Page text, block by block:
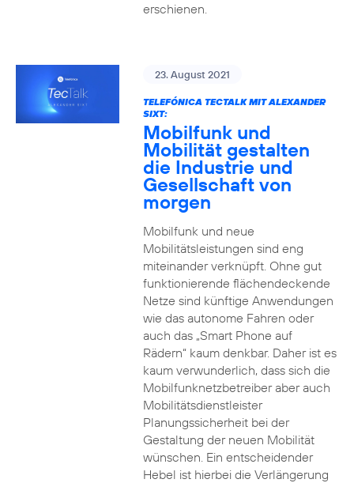
erschienen.
23. August 2021
TELEFÓNICA TECTALK MIT ALEXANDER
SIXT:
Mobilfunk und
Mobilität gestalten
die Industrie und
Gesellschaft von
morgen
Mobilfunk und neue
Mobilitätsleistungen sind eng
miteinander verknüpft. Ohne gut
funktionierende flächendeckende
Netze sind künftige Anwendungen
wie das autonome Fahren oder
auch das „Smart Phone auf
Rädern“ kaum denkbar. Daher ist es
kaum verwunderlich, dass sich die
Mobilfunknetzbetreiber aber auch
Mobilitätsdienstleister
Planungssicherheit bei der
Gestaltung der neuen Mobilität
wünschen. Ein entscheidender
Hebel ist hierbei die Verlängerung